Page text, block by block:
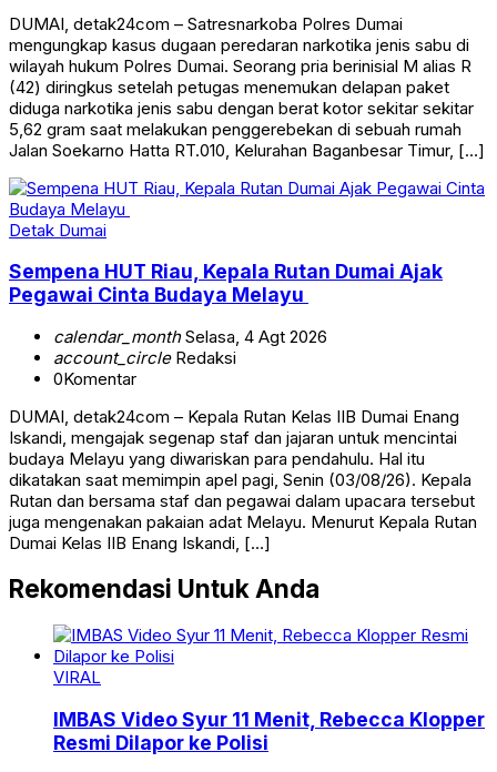
DUMAI, detak24com – Satresnarkoba Polres Dumai
mengungkap kasus dugaan peredaran narkotika jenis sabu di
wilayah hukum Polres Dumai. Seorang pria berinisial M alias R
(42) diringkus setelah petugas menemukan delapan paket
diduga narkotika jenis sabu dengan berat kotor sekitar sekitar
5,62 gram saat melakukan penggerebekan di sebuah rumah
Jalan Soekarno Hatta RT.010, Kelurahan Baganbesar Timur, […]
Detak Dumai
Sempena HUT Riau, Kepala Rutan Dumai Ajak
Pegawai Cinta Budaya Melayu
calendar_monthSelasa, 4 Agt 2026
account_circleRedaksi
0Komentar
DUMAI, detak24com – Kepala Rutan Kelas IIB Dumai Enang
Iskandi, mengajak segenap staf dan jajaran untuk mencintai
budaya Melayu yang diwariskan para pendahulu. Hal itu
dikatakan saat memimpin apel pagi, Senin (03/08/26). Kepala
Rutan dan bersama staf dan pegawai dalam upacara tersebut
juga mengenakan pakaian adat Melayu. Menurut Kepala Rutan
Dumai Kelas IIB Enang Iskandi, […]
Rekomendasi Untuk Anda
VIRAL
IMBAS Video Syur 11 Menit, Rebecca Klopper
Resmi Dilapor ke Polisi